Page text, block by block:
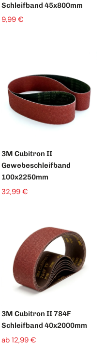
Schleifband 45x800mm
9,99 €
3M Cubitron II
Gewebeschleifband
100x2250mm
32,99 €
3M Cubitron II 784F
Schleifband 40x2000mm
ab 12,99 €